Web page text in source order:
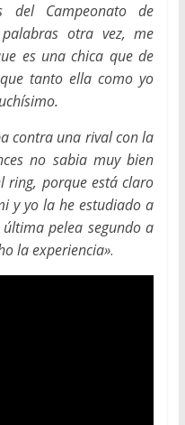
del Campeonato de
otra vez, me
es una chica que de
tanto ella como yo
contra una rival con la
no sabia muy bien
ring, porque está claro
y yo la he estudiado a
pelea segundo a
la experiencia».